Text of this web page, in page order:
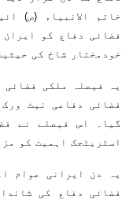
خاتم الانبیاء (ص)
فضائی دفاع کو
خودمختار شاخ کی
یہ فیصلہ ملکی
فضائی دفاعی نیٹ
گیا۔ اس فیصلے نے
اسٹریٹجک اہمیت کو
یہ دن ایرانی عوام
فضائی دفاع کی